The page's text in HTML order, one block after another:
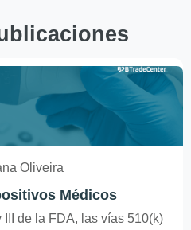
Oliveira
Médicos
III de la FDA, las vías 510(k)